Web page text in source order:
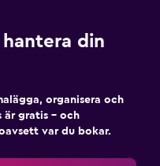
din
organisera och
är gratis – och
var du bokar.